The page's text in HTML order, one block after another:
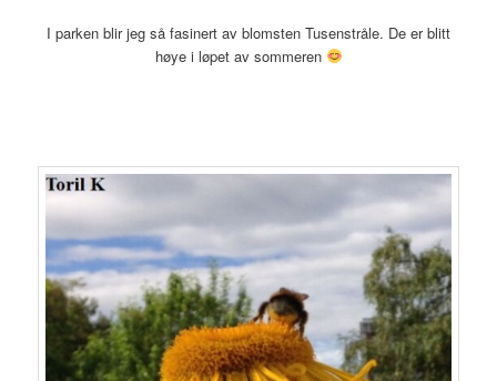
I parken blir jeg så fasinert av blomsten Tusenstråle. De er blitt
høye i løpet av sommeren